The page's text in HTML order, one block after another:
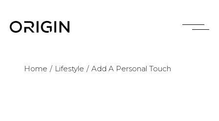
to
the
Home Lifestyle Add A Personal Touch